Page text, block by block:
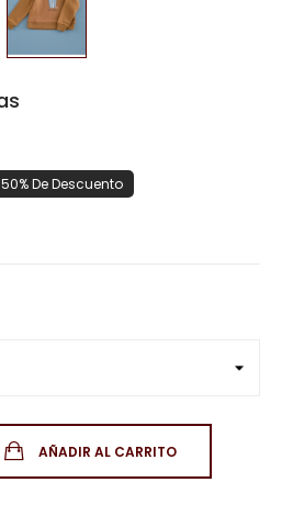
50% De Descuento
AÑADIR AL CARRITO